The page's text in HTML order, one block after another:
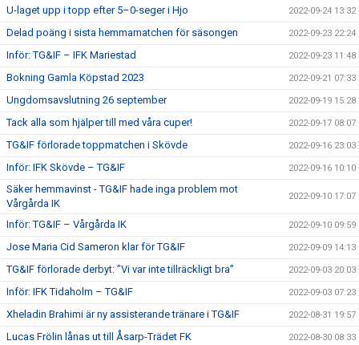
U-laget upp i topp efter 5–0-seger i Hjo 2022-09-24 13:32
Delad poäng i sista hemmamatchen för säsongen 2022-09-23 22:24
Inför: TG&IF – IFK Mariestad 2022-09-23 11:48
Bokning Gamla Köpstad 2023 2022-09-21 07:33
Ungdomsavslutning 26 september 2022-09-19 15:28
Tack alla som hjälper till med våra cuper! 2022-09-17 08:07
TG&IF förlorade toppmatchen i Skövde 2022-09-16 23:03
Inför: IFK Skövde – TG&IF 2022-09-16 10:10
Säker hemmavinst - TG&IF hade inga problem mot
Vårgårda IK
2022-09-10 17:07
Inför: TG&IF – Vårgårda IK 2022-09-10 09:59
Jose Maria Cid Sameron klar för TG&IF 2022-09-09 14:13
TG&IF förlorade derbyt: ”Vi var inte tillräckligt bra” 2022-09-03 20:03
Inför: IFK Tidaholm – TG&IF 2022-09-03 07:23
Xheladin Brahimi är ny assisterande tränare i TG&IF 2022-08-31 19:57
Lucas Frölin lånas ut till Åsarp-Trädet FK 2022-08-30 08:33